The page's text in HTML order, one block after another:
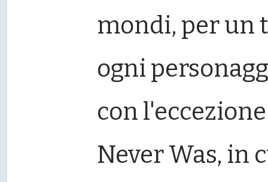
mondi, per un
ogni
con
Never Was, in